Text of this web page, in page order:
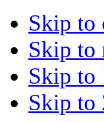
Skip to
Skip to
Skip to
Skip to